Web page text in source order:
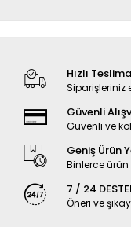
Hızlı
Siparişleriniz
Güvenli
Güvenli ve
Geniş Ürün
Binlerce
7 / 24
Öneri ve